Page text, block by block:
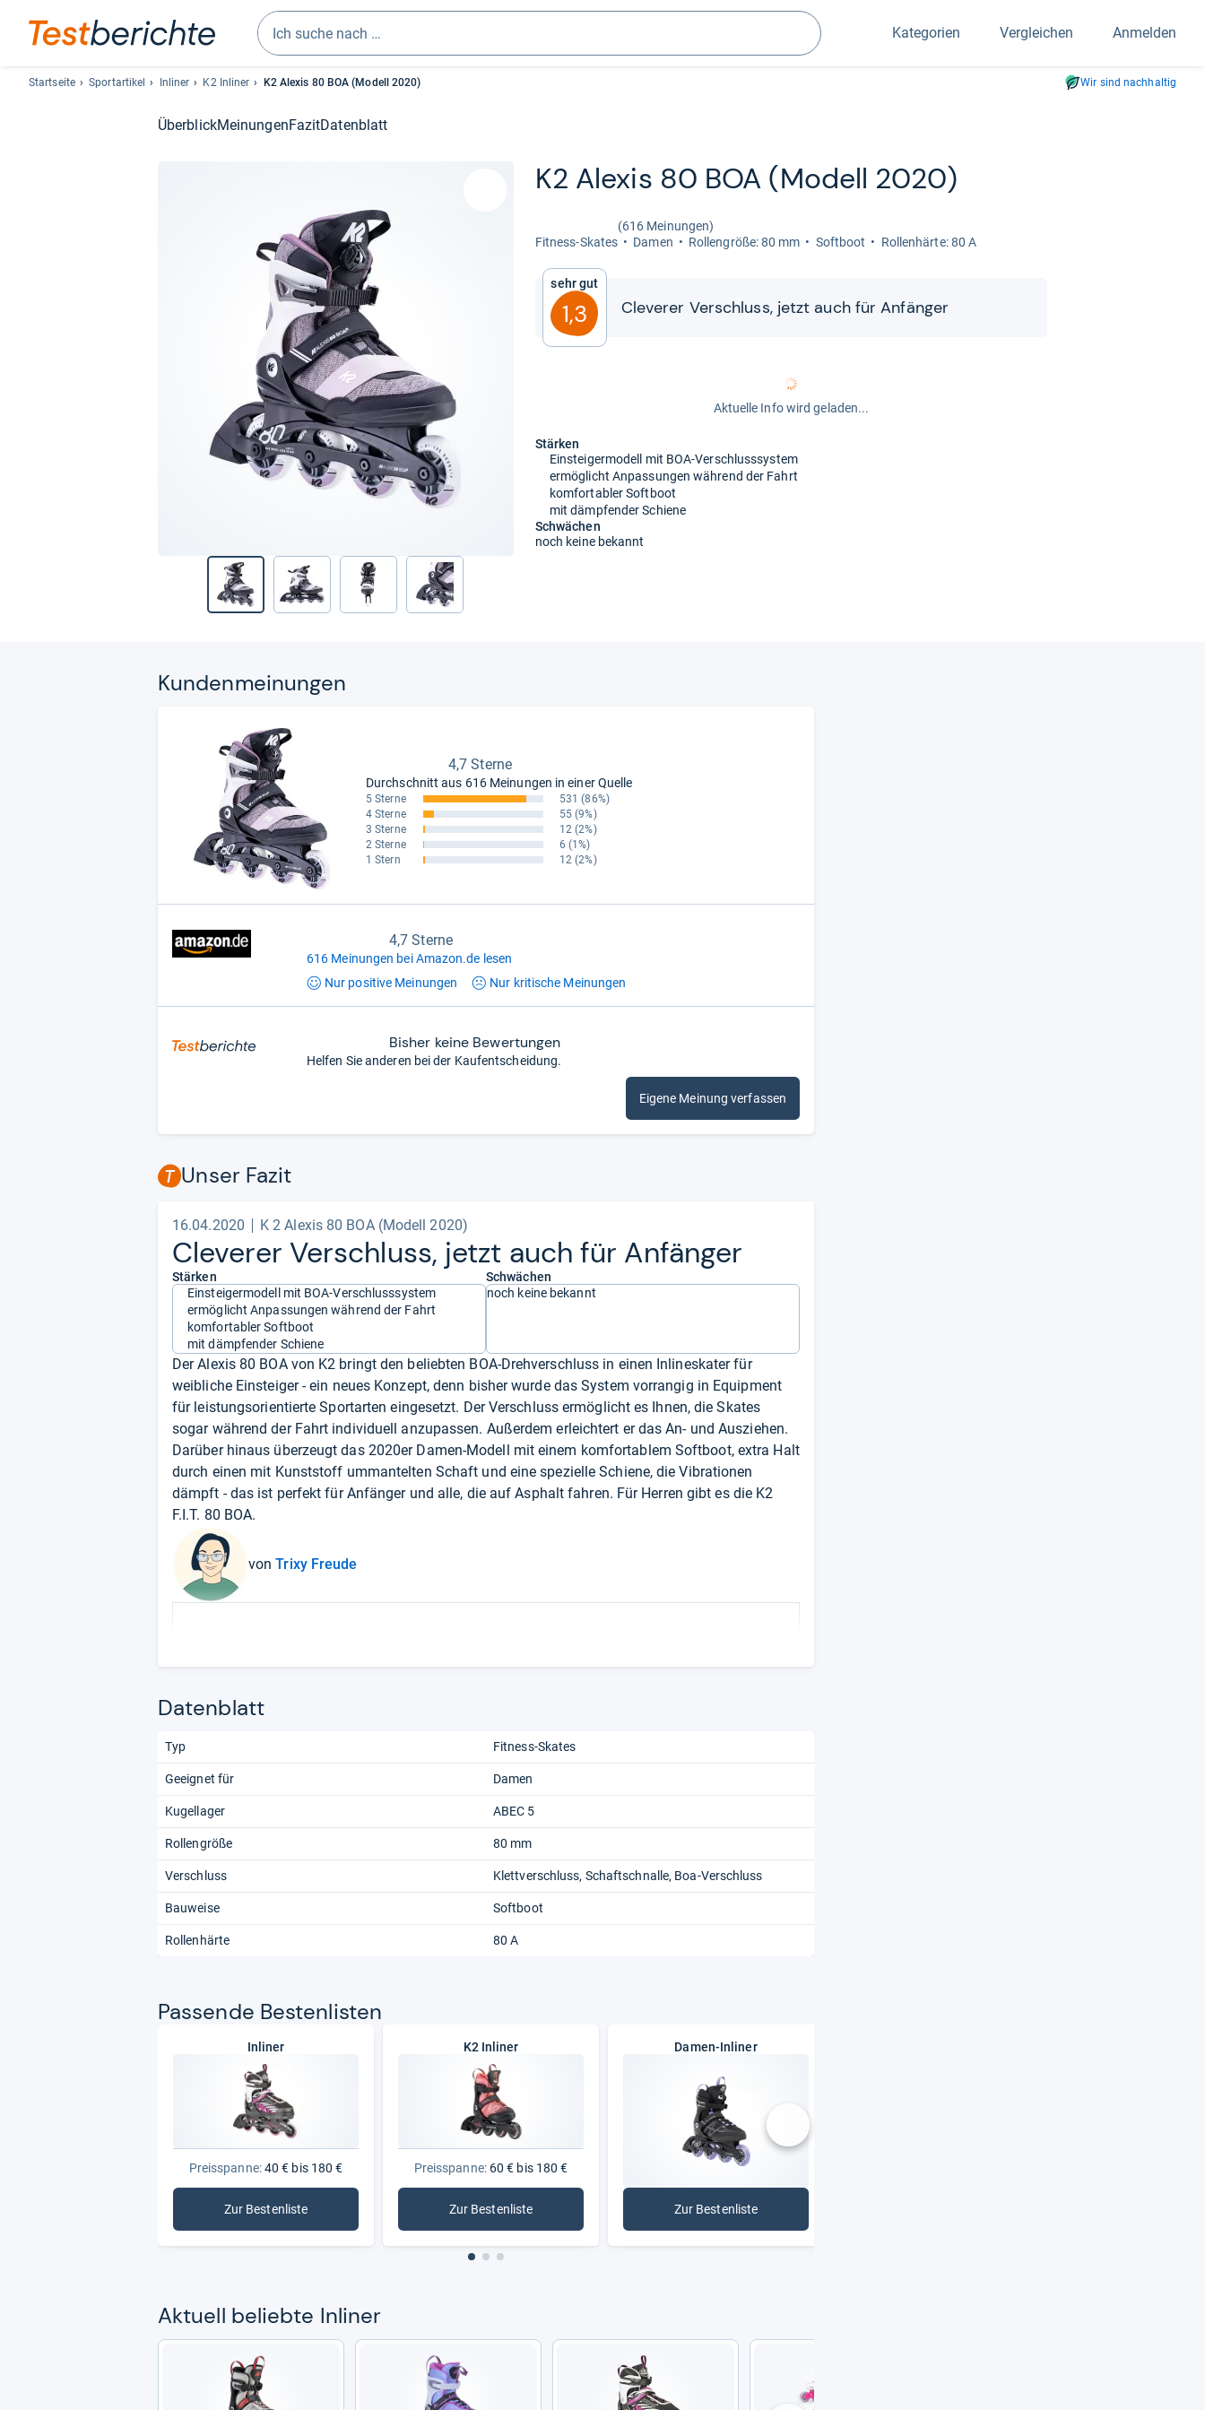
Suchen
Sie
drei
automatisch
und
lassen
sich
mit
den
Pfeiltasten
auswählen.
Kategorien Vergleichen Anmelden
Startseite Sportartikel Inliner K2 Inliner K2 Alexis 80 BOA (Modell 2020) Wir sind nachhaltig
ÜberblickMeinungenFazitDatenblatt
K2 Ale­xis 80 BOA (Modell 2020)
(616 Meinungen)
Fit­ness-​Ska­tes
Damen Rol­len­größe: 80 mm Soft­boot Rol­len­härte: 80 A
Sehr gut
1,3 Cle­verer Ver­schluss, jetzt auch für Anfän­ger
Aktuelle Info wird geladen...
Stärken
Einsteigermodell mit BOA-Verschlusssystem
ermöglicht Anpassungen während der Fahrt
komfortabler Softboot
mit dämpfender Schiene
Schwächen
noch keine bekannt
Kun­den­mei­nun­gen
4,7 Sterne
Durchschnitt aus 616 Meinungen in einer Quelle
5 Sterne 531 (86%)
4 Sterne
55 (9%)
3 Sterne
12 (2%)
2 Sterne
6 (1%)
1 Stern
12 (2%)
4,7 Sterne
616 Meinungen bei Amazon.de lesen
Nur positive Meinungen Nur kritische Meinungen
Bisher keine Bewertungen
Helfen Sie anderen bei der Kaufentscheidung.
Eigene Meinung verfassen
Unser Fazit
16.04.2020 K 2 Alexis 80 BOA (Modell 2020)
Cle­verer Ver­schluss, jetzt auch für Anfän­ger
Stärken
Einsteigermodell mit BOA-Verschlusssystem
ermöglicht Anpassungen während der Fahrt
komfortabler Softboot
mit dämpfender Schiene
Schwächen
noch keine bekannt
Der Alexis 80 BOA von K2 bringt den beliebten BOA-Drehverschluss in einen Inlineskater für
weibliche Einsteiger - ein neues Konzept, denn bisher wurde das System vorrangig in Equipment
für leistungsorientierte Sportarten eingesetzt. Der Verschluss ermöglicht es Ihnen, die Skates
sogar während der Fahrt individuell anzupassen. Außerdem erleichtert er das An- und Ausziehen.
Darüber hinaus überzeugt das 2020er Damen-Modell mit einem komfortablem Softboot, extra Halt
durch einen mit Kunststoff ummantelten Schaft und eine spezielle Schiene, die Vibrationen
dämpft - das ist perfekt für Anfänger und alle, die auf Asphalt fahren. Für Herren gibt es die K2
F.I.T. 80 BOA.
vonTrixy Freude
Datenblatt
Typ Fitness-Skates
Geeignet für Damen
Kugellager ABEC 5
Rollengröße 80 mm
Verschluss Klettverschluss Schaftschnalle Boa-Verschluss
Bauweise Softboot
Rollenhärte 80 A
Pas­sende Bes­ten­lis­ten
Inliner
Preisspanne:40 € bis 180 €
Zur Bestenliste
: Inliner
K2 Inliner
Preisspanne:60 € bis 180 €
Zur Bestenliste
: K2 Inliner
Damen-Inliner
Zur Bestenliste
: Damen-Inliner
nächste
Aktu­ell beliebte Inli­ner